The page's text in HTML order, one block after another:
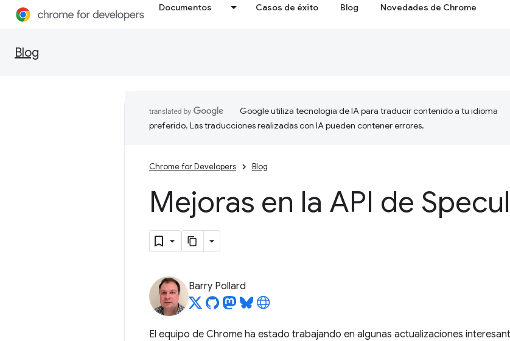
Documentos Casos de éxito Blog Novedades de Chrome
Blog
Google utiliza tecnología de IA para traducir contenido a tu idioma
preferido. Las traducciones realizadas con IA pueden contener errores.
Chrome for Developers Blog
Mejoras en la API de
Barry Pollard
El equipo de Chrome ha estado trabajando en algunas actualizaciones